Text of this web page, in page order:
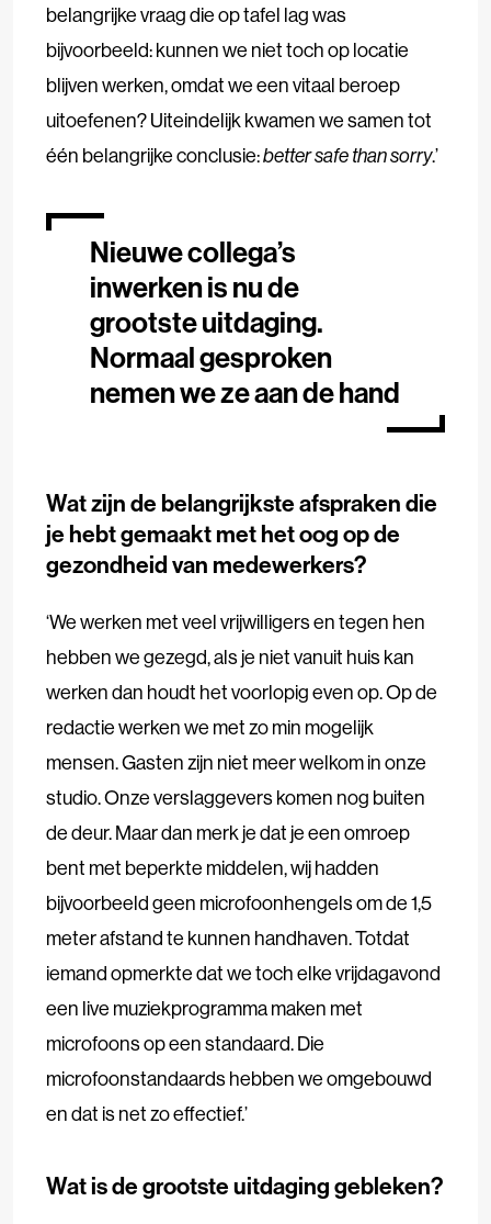
belangrijke vraag die op tafel lag was
bijvoorbeeld: kunnen we niet toch op locatie
blijven werken, omdat we een vitaal beroep
uitoefenen? Uiteindelijk kwamen we samen tot
één belangrijke conclusie:better safe than sorry.’
Nieuwe collega’s
inwerken is nu de
grootste uitdaging.
Normaal gesproken
nemen we ze aan de hand
Wat zijn de belangrijkste afspraken die
je hebt gemaakt met het oog op de
gezondheid van medewerkers?
‘We werken met veel vrijwilligers en tegen hen
hebben we gezegd, als je niet vanuit huis kan
werken dan houdt het voorlopig even op. Op de
redactie werken we met zo min mogelijk
mensen. Gasten zijn niet meer welkom in onze
studio. Onze verslaggevers komen nog buiten
de deur. Maar dan merk je dat je een omroep
bent met beperkte middelen, wij hadden
bijvoorbeeld geen microfoonhengels om de 1,5
meter afstand te kunnen handhaven. Totdat
iemand opmerkte dat we toch elke vrijdagavond
een live muziekprogramma maken met
microfoons op een standaard. Die
microfoonstandaards hebben we omgebouwd
en dat is net zo effectief.’
Wat is de grootste uitdaging gebleken?